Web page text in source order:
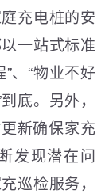
充电桩的安
一站式标准
、“物业不好
底。另外，
新确保家充
发现潜在问
巡检服务，